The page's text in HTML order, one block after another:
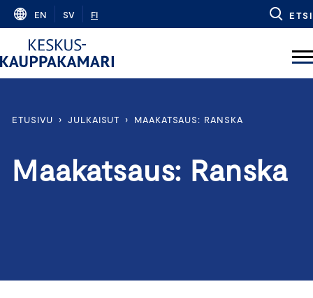
Skip
content
EN SV FI ETSI
ETUSIVU › JULKAISUT › MAAKATSAUS: RANSKA
Maakatsaus: Ranska